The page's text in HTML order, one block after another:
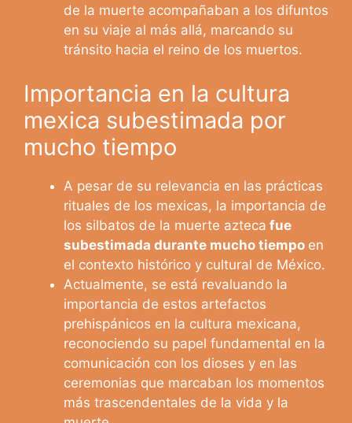
de la muerte acompañaban a los difuntos
en su viaje al más allá, marcando su
tránsito hacia el reino de los muertos.
Importancia en la cultura
mexica subestimada por
mucho tiempo
A pesar de su relevancia en las prácticas
rituales de los mexicas, la importancia de
los silbatos de la muerte azteca fue
subestimada durante mucho tiempo en
el contexto histórico y cultural de México.
Actualmente, se está revaluando la
importancia de estos artefactos
prehispánicos en la cultura mexicana,
reconociendo su papel fundamental en la
comunicación con los dioses y en las
ceremonias que marcaban los momentos
más trascendentales de la vida y la